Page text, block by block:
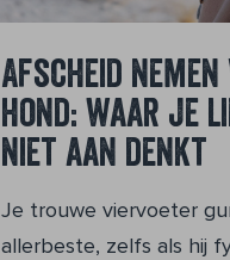
Afscheid
hond: waar je
niet aan denkt
Je trouwe viervoeter
allerbeste, zelfs als hij